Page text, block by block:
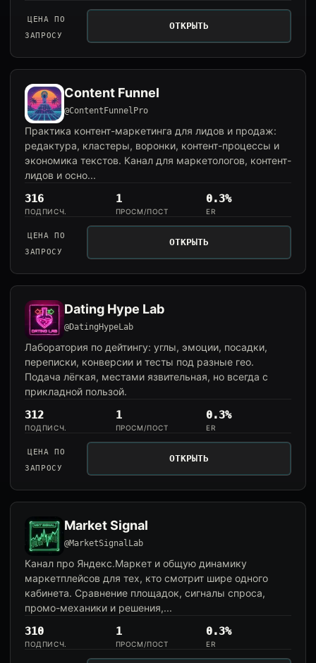
ЦЕНА ПО
ЗАПРОСУ
ОТКРЫТЬ
Content Funnel
@ContentFunnelPro
Практика контент-маркетинга для лидов и продаж:
редактура, кластеры, воронки, контент-процессы и
экономика текстов. Канал для маркетологов, контент-
лидов и осно...
316
ПОДПИСЧ.
1
ПРОСМ/ПОСТ
0.3%
ER
ЦЕНА ПО
ЗАПРОСУ
ОТКРЫТЬ
Dating Hype Lab
@DatingHypeLab
Лаборатория по дейтингу: углы, эмоции, посадки,
переписки, конверсии и тесты под разные гео.
Подача лёгкая, местами язвительная, но всегда с
прикладной пользой.
312
ПОДПИСЧ.
1
ПРОСМ/ПОСТ
0.3%
ER
ЦЕНА ПО
ЗАПРОСУ
ОТКРЫТЬ
Market Signal
@MarketSignalLab
Канал про Яндекс.Маркет и общую динамику
маркетплейсов для тех, кто смотрит шире одного
кабинета. Сравнение площадок, сигналы спроса,
промо-механики и решения,...
310
ПОДПИСЧ.
1
ПРОСМ/ПОСТ
0.3%
ER